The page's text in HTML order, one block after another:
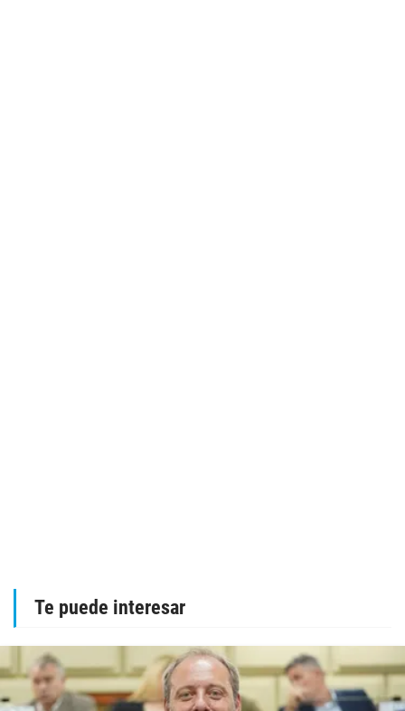
Te puede interesar